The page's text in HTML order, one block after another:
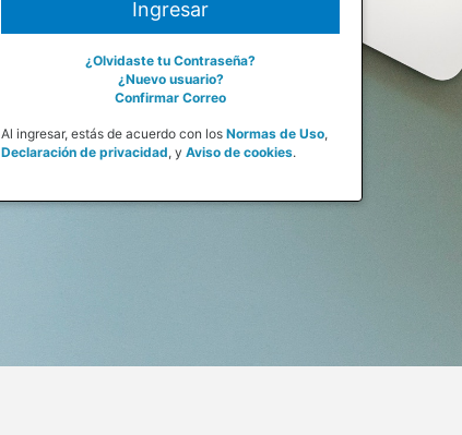
¿Olvidaste tu Contraseña?
¿Nuevo usuario?
Confirmar Correo
Al ingresar, estás de acuerdo con los Normas de Uso,
Declaración de privacidad, y Aviso de cookies.